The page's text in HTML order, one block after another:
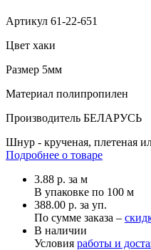
Артикул 61-22-651
Цвет хаки
Размер 5мм
Материал полипропилен
Производитель БЕЛАРУСЬ
Шнур - крученая, плетеная
Подробнее о товаре
3.88 р. за м
В упаковке по 100 м
388.00 р. за уп.
По сумме заказа –
В наличии
Условия работы и